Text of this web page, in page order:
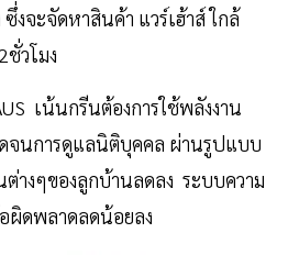
งจะจัดหาสินค้า แวร์เฮ้าส์ ใกล้
ชั่วโมง
เน้นกรีนต้องการใช้พลังงาน
จนการดูแลนิติบุคคล ผ่านรูปแบบ
างๆของลูกบ้านลดลง ระบบความ
ผิดพลาดลดน้อยลง